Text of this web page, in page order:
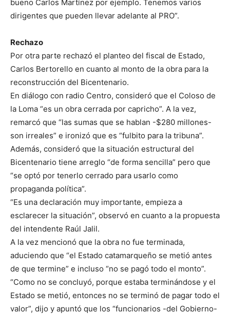
bueno Carlos Martínez por ejemplo. Tenemos varios
dirigentes que pueden llevar adelante al PRO”.
Rechazo
Por otra parte rechazó el planteo del fiscal de Estado,
Carlos Bertorello en cuanto al monto de la obra para la
reconstrucción del Bicentenario.
En diálogo con radio Centro, consideró que el Coloso de
la Loma “es un obra cerrada por capricho”. A la vez,
remarcó que “las sumas que se hablan -$280 millones-
son irreales” e ironizó que es “fulbito para la tribuna”.
Además, consideró que la situación estructural del
Bicentenario tiene arreglo “de forma sencilla” pero que
“se optó por tenerlo cerrado para usarlo como
propaganda política”.
“Es una declaración muy importante, empieza a
esclarecer la situación”, observó en cuanto a la propuesta
del intendente Raúl Jalil.
A la vez mencionó que la obra no fue terminada,
aduciendo que “el Estado catamarqueño se metió antes
de que termine” e incluso “no se pagó todo el monto”.
“Como no se concluyó, porque estaba terminándose y el
Estado se metió, entonces no se terminó de pagar todo el
valor”, dijo y apuntó que los “funcionarios -del Gobierno-